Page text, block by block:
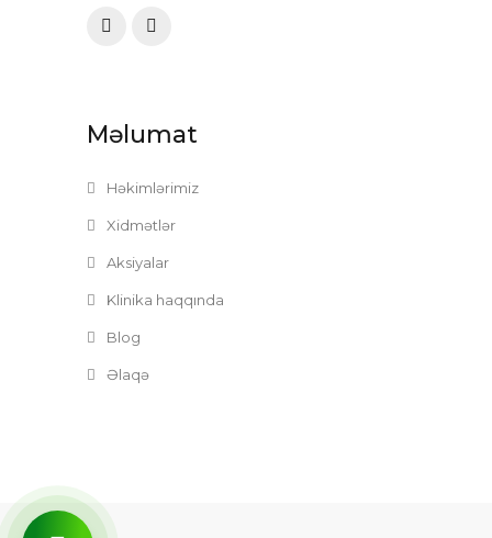
Məlumat
Həkimlərimiz
Xidmətlər
Aksiyalar
Klinika haqqında
Blog
Əlaqə